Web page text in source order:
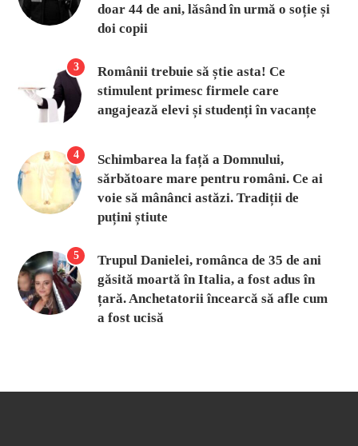
doar 44 de ani, lăsând în urmă o soție și
doi copii
3
Românii trebuie să știe asta! Ce
stimulent primesc firmele care
angajează elevi și studenți în vacanțe
4
Schimbarea la față a Domnului,
sărbătoare mare pentru români. Ce ai
voie să mânânci astăzi. Tradiții de
puțini știute
5
Trupul Danielei, românca de 35 de ani
găsită moartă în Italia, a fost adus în
țară. Anchetatorii încearcă să afle cum
a fost ucisă